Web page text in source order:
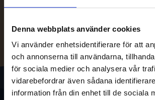
Denna webbplats använder cookies
Vi använder enhetsidentifierare för att
och annonserna till användarna,
för sociala medier och analysera vår
vidarebefordrar även sådana
information från din enhet till de sociala